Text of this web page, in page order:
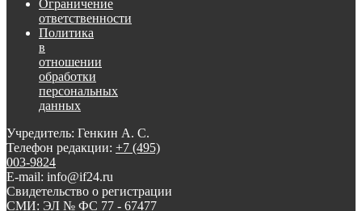
Ограничение
ответственности
Политика
в
отношении
обработки
персональных
данных
Учредитель: Генкин А. С.
Телефон редакции: +7 (495)
003-9824
E-mail: info@if24.ru
Свидетельство о регистрации
СМИ: ЭЛ № ФС 77 - 67477